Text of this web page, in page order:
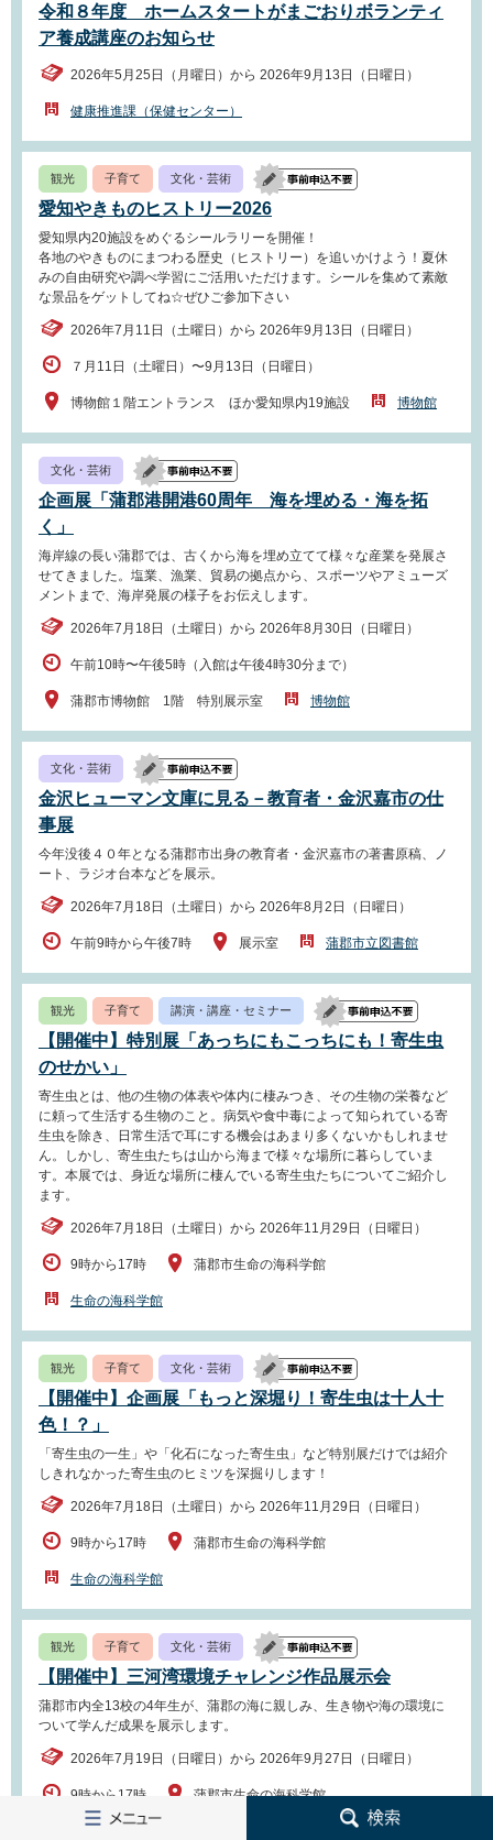
令和８年度 ホームスタートがまごおりボランティ
ア養成講座のお知らせ
2026年5月25日（月曜日）から 2026年9月13日（日曜日）
健康推進課（保健センター）
観光 子育て 文化・芸術
愛知やきものヒストリー2026
愛知県内20施設をめぐるシールラリーを開催！
各地のやきものにまつわる歴史（ヒストリー）を追いかけよう！夏休
みの自由研究や調べ学習にご活用いただけます。シールを集めて素敵
な景品をゲットしてね☆ぜひご参加下さい
2026年7月11日（土曜日）から 2026年9月13日（日曜日）
７月11日（土曜日）〜9月13日（日曜日）
博物館１階エントランス ほか愛知県内19施設 博物館
文化・芸術
企画展「蒲郡港開港60周年 海を埋める・海を拓
く」
海岸線の長い蒲郡では、古くから海を埋め立てて様々な産業を発展さ
せてきました。塩業、漁業、貿易の拠点から、スポーツやアミューズ
メントまで、海岸発展の様子をお伝えします。
2026年7月18日（土曜日）から 2026年8月30日（日曜日）
午前10時〜午後5時（入館は午後4時30分まで）
蒲郡市博物館 1階 特別展示室 博物館
文化・芸術
金沢ヒューマン文庫に見る－教育者・金沢嘉市の仕
事展
今年没後４０年となる蒲郡市出身の教育者・金沢嘉市の著書原稿、ノ
ート、ラジオ台本などを展示。
2026年7月18日（土曜日）から 2026年8月2日（日曜日）
午前9時から午後7時 展示室 蒲郡市立図書館
観光 子育て 講演・講座・セミナー
【開催中】特別展「あっちにもこっちにも！寄生虫
のせかい」
寄生虫とは、他の生物の体表や体内に棲みつき、その生物の栄養など
に頼って生活する生物のこと。病気や食中毒によって知られている寄
生虫を除き、日常生活で耳にする機会はあまり多くないかもしれませ
ん。しかし、寄生虫たちは山から海まで様々な場所に暮らしていま
す。本展では、身近な場所に棲んでいる寄生虫たちについてご紹介し
ます。
2026年7月18日（土曜日）から 2026年11月29日（日曜日）
9時から17時 蒲郡市生命の海科学館
生命の海科学館
観光 子育て 文化・芸術
【開催中】企画展「もっと深堀り！寄生虫は十人十
色！？」
「寄生虫の一生」や「化石になった寄生虫」など特別展だけでは紹介
しきれなかった寄生虫のヒミツを深掘りします！
2026年7月18日（土曜日）から 2026年11月29日（日曜日）
9時から17時 蒲郡市生命の海科学館
生命の海科学館
観光 子育て 文化・芸術
【開催中】三河湾環境チャレンジ作品展示会
蒲郡市内全13校の4年生が、蒲郡の海に親しみ、生き物や海の環境に
ついて学んだ成果を展示します。
2026年7月19日（日曜日）から 2026年9月27日（日曜日）
9時から17時 蒲郡市生命の海科学館